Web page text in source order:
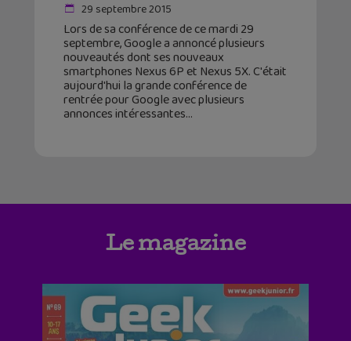
29 septembre 2015
Lors de sa conférence de ce mardi 29
septembre, Google a annoncé plusieurs
nouveautés dont ses nouveaux
smartphones Nexus 6P et Nexus 5X. C'était
aujourd'hui la grande conférence de
rentrée pour Google avec plusieurs
annonces intéressantes
Le magazine